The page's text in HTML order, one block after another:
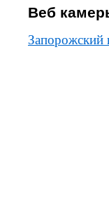
Веб
Запорожский